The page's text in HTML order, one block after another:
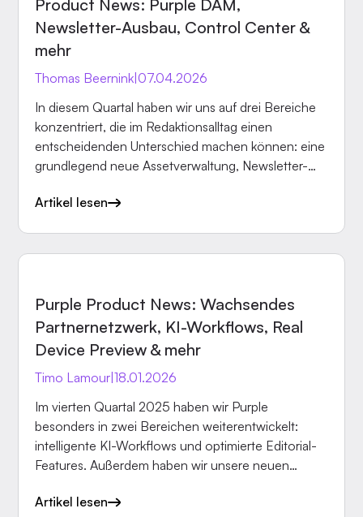
Product News: Purple DAM,
Newsletter-Ausbau, Control Center &
mehr
Thomas Beernink 07.04.2026
In diesem Quartal haben wir uns auf drei Bereiche
konzentriert, die im Redaktionsalltag einen
entscheidenden Unterschied machen können: eine
grundlegend neue Assetverwaltung, Newsletter-
zuverlässigerer Schutz für Bezahlinhalte. Hier sind
Artikel lesen
Purple Product News: Wachsendes
Partnernetzwerk, KI-Workflows, Real
Device Preview & mehr
Timo Lamour |18.01.2026
Im vierten Quartal 2025 haben wir Purple
besonders in zwei Bereichen weiterentwickelt:
intelligente KI-Workflows und optimierte Editorial-
Features. Außerdem haben wir unsere neuen
schneller publizieren, effizienter arbeiten.
Artikel lesen